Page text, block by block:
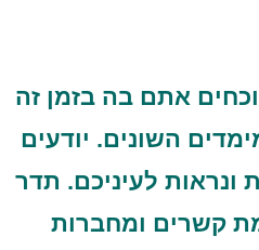
אתם בה בזמן זה
השונים. יודעים
ונראות לעיניכם. תדר
קשרים ומחברות